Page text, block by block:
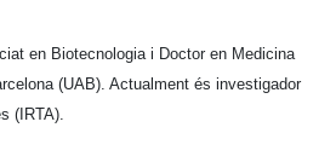
en Biotecnologia i Doctor en Medicina
(UAB). Actualment és investigador
(IRTA).